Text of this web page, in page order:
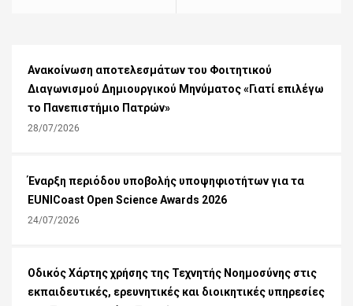
Ανακοίνωση αποτελεσμάτων του Φοιτητικού
Διαγωνισμού Δημιουργικού Μηνύματος «Γιατί επιλέγω
το Πανεπιστήμιο Πατρών»
28/07/2026
Έναρξη περιόδου υποβολής υποψηφιοτήτων για τα
EUNICoast Open Science Awards 2026
24/07/2026
Οδικός Χάρτης χρήσης της Τεχνητής Νοημοσύνης στις
εκπαιδευτικές, ερευνητικές και διοικητικές υπηρεσίες